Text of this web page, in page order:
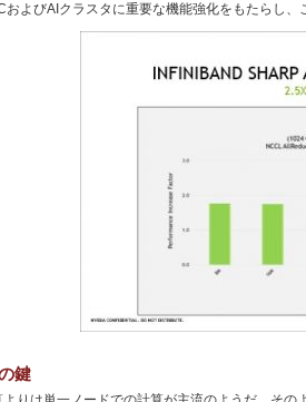
およびAIクラスタに重要な機能強化をもたらし
鍵